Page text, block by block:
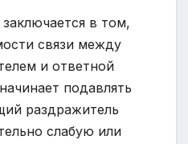
в том,
связи между
и ответной
подавлять
раздражитель
слабую или